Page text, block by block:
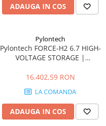
ADAUGA IN COS
Pylontech
Pylontech FORCE-H2 6.7 HIGH-
VOLTAGE STORAGE |
Sungrow, Goodwe, Sofar
16.402,59 RON
LA COMANDA
ADAUGA IN COS